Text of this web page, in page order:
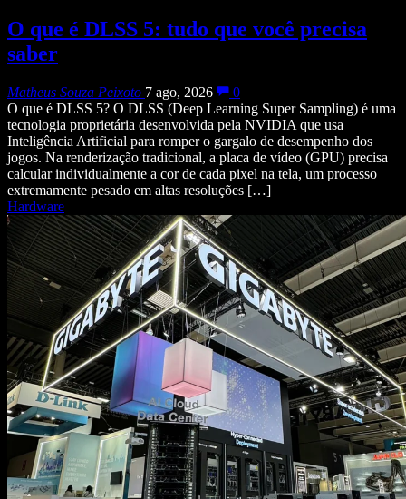
O que é DLSS 5: tudo que você precisa
saber
Matheus Souza Peixoto 7 ago, 2026
0
O que é DLSS 5? O DLSS (Deep Learning Super Sampling) é uma
tecnologia proprietária desenvolvida pela NVIDIA que usa
Inteligência Artificial para romper o gargalo de desempenho dos
jogos. Na renderização tradicional, a placa de vídeo (GPU) precisa
calcular individualmente a cor de cada pixel na tela, um processo
extremamente pesado em altas resoluções […]
Hardware